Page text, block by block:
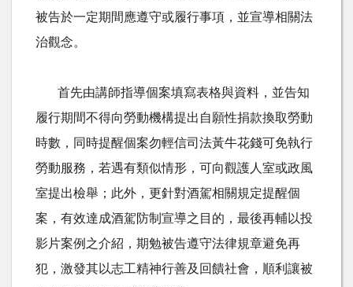
被告於一定期間應遵守或履行事項，並宣導相關法
治觀念。
首先由講師指導個案填寫表格與資料，並告知
履行期間不得向勞動機構提出自願性捐款換取勞動
時數，同時提醒個案勿輕信司法黃牛花錢可免執行
勞動服務，若遇有類似情形，可向觀護人室或政風
室提出檢舉；此外，更針對酒駕相關規定提醒個
案，有效達成酒駕防制宣導之目的，最後再輔以投
影片案例之介紹，期勉被告遵守法律規章避免再
犯，激發其以志工精神行善及回饋社會，順利讓被